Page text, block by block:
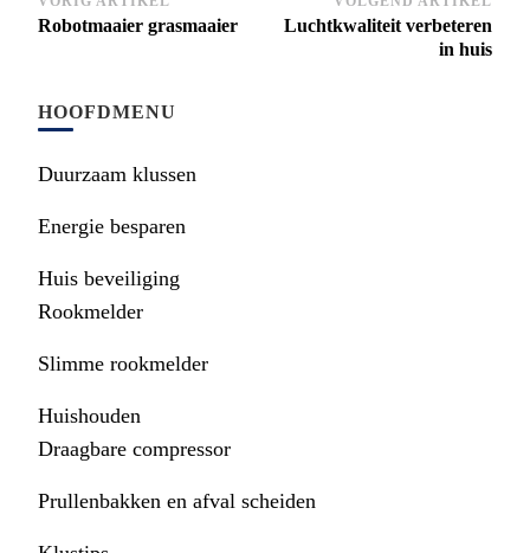
Bericht
navigatie
Robotmaaier grasmaaier
Luchtkwaliteit verbeteren
in huis
HOOFDMENU
Duurzaam klussen
Energie besparen
Huis beveiliging
Rookmelder
Slimme rookmelder
Huishouden
Draagbare compressor
Prullenbakken en afval scheiden